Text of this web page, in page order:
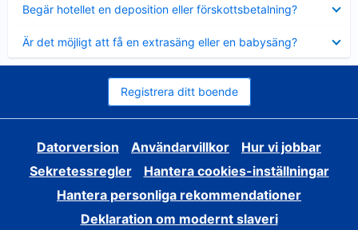
Begär hotellet en deposition eller förskottsbetalning?
mindre
Är det möjligt att få en extrasäng eller en babysäng?
mindre
Registrera ditt boende
Datorversion Användarvillkor
Hur vi jobbar
Sekretessregler
Hantera cookies-inställningar
Hantera personliga rekommendationer
Deklaration om modernt slaveri